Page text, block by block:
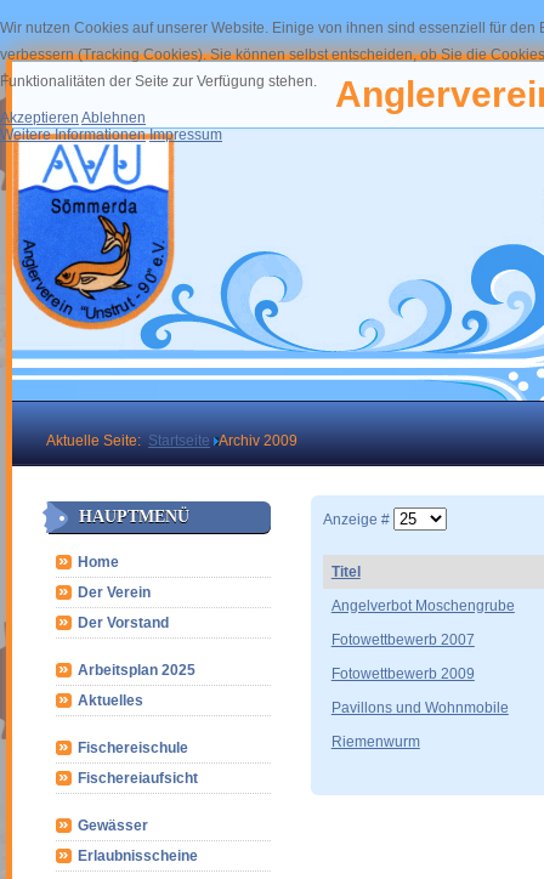
Aktuelle Seite: Startseite Archiv 2009
HAUPTMENÜ
Home
Der Verein
Der Vorstand
Arbeitsplan 2025
Aktuelles
Fischereischule
Fischereiaufsicht
Gewässer
Erlaubnisscheine
Anzeige #
Titel
Angelverbot Moschengrube
Fotowettbewerb 2007
Fotowettbewerb 2009
Pavillons und Wohnmobile
Riemenwurm
Wir nutzen Cookies auf unserer Website. Einige von ihnen sind essenziell für
verbessern (Tracking Cookies). Sie können selbst entscheiden, ob Sie die
Funktionalitäten der Seite zur Verfügung stehen.
Akzeptieren Ablehnen
Weitere Informationen Impressum